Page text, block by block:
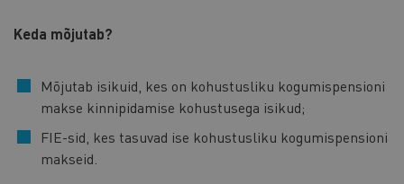
Keda mõjutab?
Mõjutab isikuid, kes on kohustusliku kogumispensioni
makse kinnipidamise kohustusega isikud;
FIE-sid, kes tasuvad ise kohustusliku kogumispensioni
makseid.